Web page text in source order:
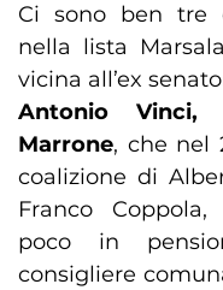
Ci sono ben tre
nella lista
vicina all’ex
Antonio Vinci,
Marrone, che nel
coalizione di
Franco
poco in
consigliere